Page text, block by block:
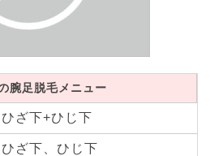
腕足脱毛メニュー
ひざ下+ひじ下
ひざ下、ひじ下